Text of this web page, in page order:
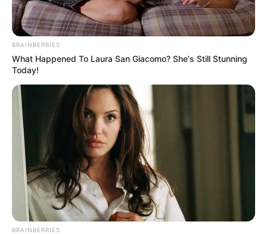
BRAINBERRIES
What Happened To Laura San Giacomo? She's Still Stunning
Today!
BRAINBERRIES